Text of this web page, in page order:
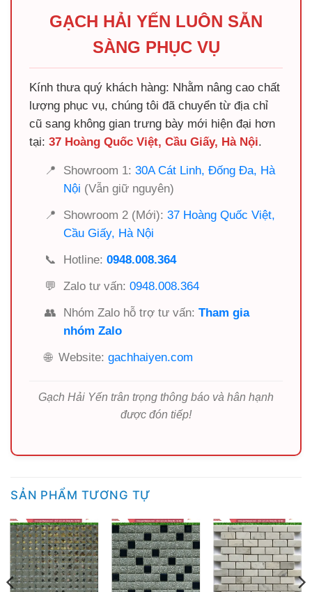
GẠCH HẢI YẾN LUÔN SẴN
SÀNG PHỤC VỤ
Kính thưa quý khách hàng: Nhằm nâng cao chất
lượng phục vụ, chúng tôi đã chuyển từ địa chỉ
cũ sang không gian trưng bày mới hiện đại hơn
tại: 37 Hoàng Quốc Việt, Cầu Giấy, Hà Nội.
📍 Showroom 1: 30A Cát Linh, Đống Đa, Hà
Nội (Vẫn giữ nguyên)
📍
Showroom 2 (Mới): 37 Hoàng Quốc Việt,
Cầu Giấy, Hà Nội
📞
Hotline: 0948.008.364
💬
Zalo tư vấn: 0948.008.364
👥
Nhóm Zalo hỗ trợ tư vấn: Tham gia
nhóm Zalo
🌐 Website: gachhaiyen.com
Gạch Hải Yến trân trọng thông báo và hân hạnh
được đón tiếp!
SẢN PHẨM TƯƠNG TỰ